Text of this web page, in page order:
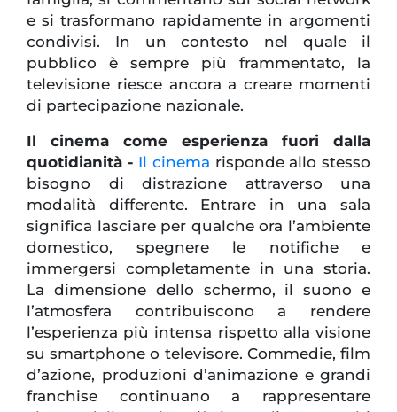
e si trasformano rapidamente in argomenti
condivisi. In un contesto nel quale il
pubblico è sempre più frammentato, la
televisione riesce ancora a creare momenti
di partecipazione nazionale.
Il cinema come esperienza fuori dalla
quotidianità - Il cinema risponde allo stesso
bisogno di distrazione attraverso una
modalità differente. Entrare in una sala
significa lasciare per qualche ora l’ambiente
domestico, spegnere le notifiche e
immergersi completamente in una storia.
La dimensione dello schermo, il suono e
l’atmosfera contribuiscono a rendere
l’esperienza più intensa rispetto alla visione
su smartphone o televisore. Commedie, film
d’azione, produzioni d’animazione e grandi
franchise continuano a rappresentare